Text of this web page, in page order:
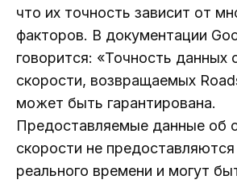
что их точность зависит от
факторов. В документации
говорится: «Точность данных
скорости, возвращаемых
может быть гарантирована.
Предоставляемые данные об
скорости не
реального времени и могут